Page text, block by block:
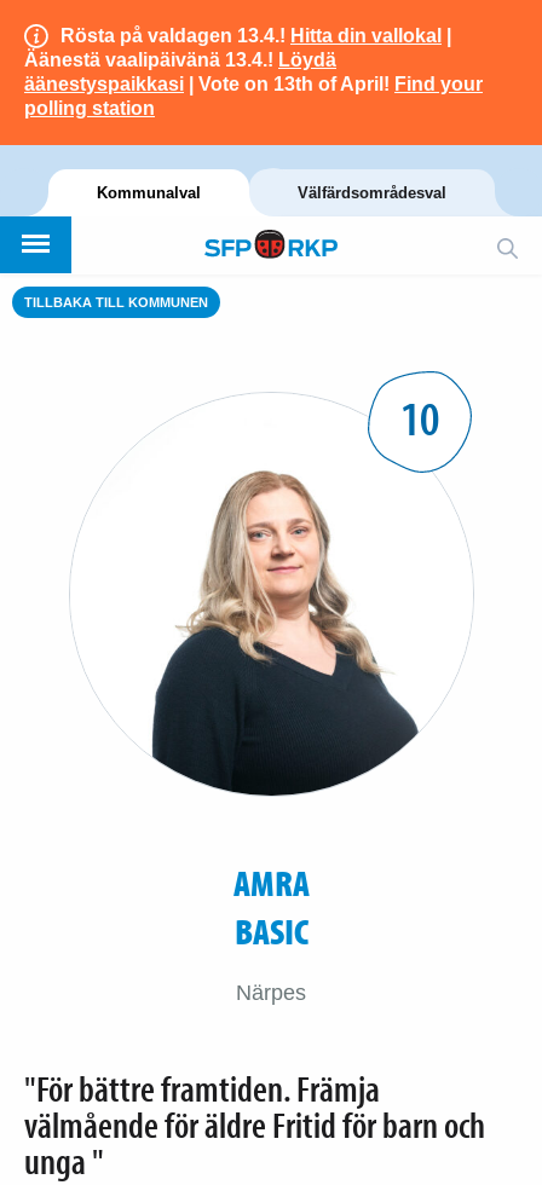
Rösta på valdagen 13.4.! Hitta din vallokal
Äänestä vaalipäivänä 13.4.! Löydä
äänestyspaikkasi | Vote on 13th of April! Find your
polling station
Kommunalval Välfärdsområdesval
TILLBAKA TILL KOMMUNEN
10
AMRA
BASIC
Närpes
"För bättre framtiden. Främja
välmående för äldre Fritid för barn och
unga "